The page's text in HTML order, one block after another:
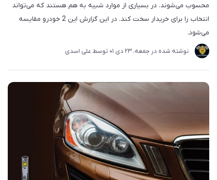
محسوب می‌شوند. در بسیاری از موارد شبیه به هم هستند که می‌تواند
انتخاب را برای خریدار سخت کند. در این گزارش این 2 خودرو مقایسه
می‌شود.
نوشته شده در جمعه، 23 دی 01 توسط علی اسدی